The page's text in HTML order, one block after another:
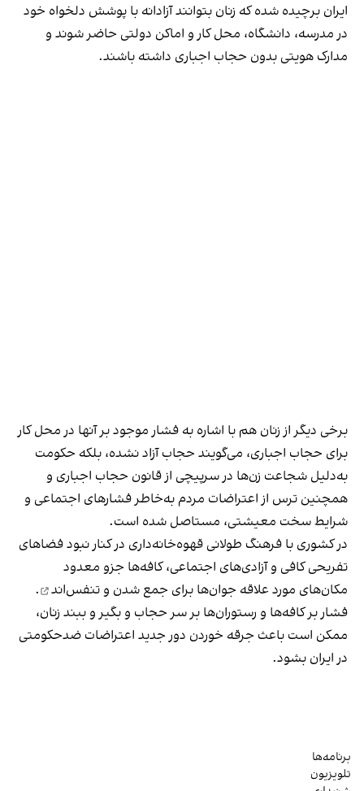
ایران برچیده شده که زنان بتوانند آزادانه با پوشش دلخواه خود
در مدرسه، دانشگاه، محل کار و اماکن دولتی حاضر شوند و
مدارک هویتی بدون حجاب اجباری داشته باشند.
برخی دیگر از زنان هم با اشاره به فشار موجود بر آنها در محل کار
برای حجاب اجباری، می‌گویند حجاب آزاد نشده، بلکه حکومت
به‌دلیل شجاعت زن‌ها در سرپیچی از قانون حجاب اجباری و
همچنین ترس از اعتراضات مردم به‌خاطر فشارهای اجتماعی و
شرایط سخت معیشتی، مستاصل شده است.
در کشوری با فرهنگ طولانی قهوه‌‌خانه‌داری در کنار نبود فضاهای
تفریحی کافی و آزادی‌های اجتماعی، کافه‌ها جزو معدود
مکان‌های مورد علاقه جوان‌ها برای جمع شدن و تنفس‌اند
.
فشار بر کافه‌ها و رستوران‌ها بر سر حجاب و بگیر و ببند زنان،
ممکن است باعث جرقه خوردن دور جدید اعتراضات ضدحکومتی
در ایران بشود.
برنامه‌ها
تلویزیون